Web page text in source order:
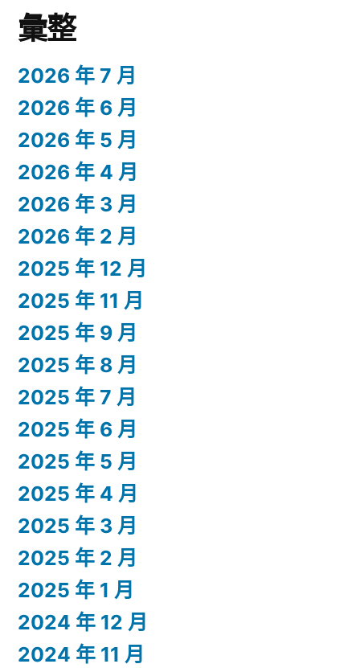
彙整
2026 年 7 月
2026 年 6 月
2026 年 5 月
2026 年 4 月
2026 年 3 月
2026 年 2 月
2025 年 12 月
2025 年 11 月
2025 年 9 月
2025 年 8 月
2025 年 7 月
2025 年 6 月
2025 年 5 月
2025 年 4 月
2025 年 3 月
2025 年 2 月
2025 年 1 月
2024 年 12 月
2024 年 11 月